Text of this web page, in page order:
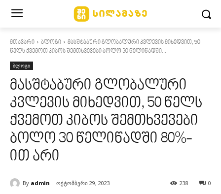
მთავარი ბლოგი
მასშტაბური გლობალური კვლევის მიხედვით, 50
წელს ქვემოთ კიბოს შემთხვევები ბოლო 30 წელიწადში...
ბლოგი
მასშტაბური გლობალური
კვლევის მიხედვით, 50 წელს
ქვემოთ კიბოს შემთხვევები
ბოლო 30 წელიწადში 80%-
ით არი
By admin ოქტომბერი 29, 2023 0
238